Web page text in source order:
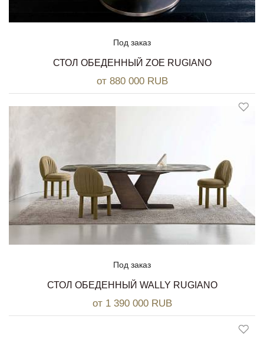
Под заказ
СТОЛ ОБЕДЕННЫЙ ZOE RUGIANO
от 880 000 RUB
Под заказ
СТОЛ ОБЕДЕННЫЙ WALLY RUGIANO
от 1 390 000 RUB